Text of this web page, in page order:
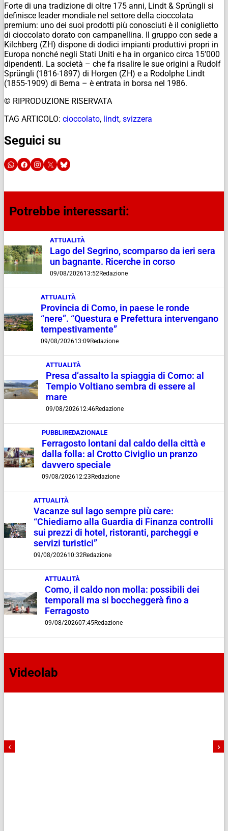
Forte di una tradizione di oltre 175 anni, Lindt & Sprüngli si
definisce leader mondiale nel settore della cioccolata
premium: uno dei suoi prodotti più conosciuti è il coniglietto
di cioccolato dorato con campanellina. Il gruppo con sede a
Kilchberg (ZH) dispone di dodici impianti produttivi propri in
Europa nonché negli Stati Uniti e ha in organico circa 15’000
dipendenti. La società – che fa risalire le sue origini a Rudolf
Sprüngli (1816-1897) di Horgen (ZH) e a Rodolphe Lindt
(1855-1909) di Berna – è entrata in borsa nel 1986.
© RIPRODUZIONE RISERVATA
TAG ARTICOLO: cioccolato, lindt, svizzera
Seguici su
Potrebbe interessarti:
ATTUALITÀ
Lago del Segrino, scomparso da ieri sera
un bagnante. Ricerche in corso
09/08/202613:52Redazione
ATTUALITÀ
Provincia di Como, in paese le ronde
“nere”. “Questura e Prefettura intervengano
tempestivamente”
09/08/202613:09 Redazione
ATTUALITÀ
Presa d’assalto la spiaggia di Como: al
Tempio Voltiano sembra di essere al
mare
09/08/202612:46Redazione
PUBBLIREDAZIONALE
Ferragosto lontani dal caldo della città e
dalla folla: al Crotto Civiglio un pranzo
davvero speciale
09/08/202612:23 Redazione
ATTUALITÀ
Vacanze sul lago sempre più care:
“Chiediamo alla Guardia di Finanza controlli
sui prezzi di hotel, ristoranti, parcheggi e
servizi turistici”
09/08/202610:32Redazione
ATTUALITÀ
Como, il caldo non molla: possibili dei
temporali ma si boccheggerà fino a
Ferragosto
09/08/202607:45Redazione
Videolab
‹ ›